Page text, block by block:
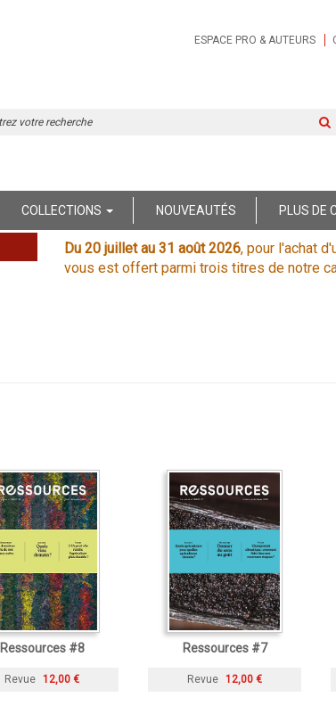
ESPACE PRO & AUTEURS
COLLECTIONS NOUVEAUTÉS PLUS DE
Du 20 juillet au 31 août 2026, pour l'achat
vous est offert parmi trois titres de notre
Ressources #8
Revue 12,00 €
Ressources #7
Revue 12,00 €